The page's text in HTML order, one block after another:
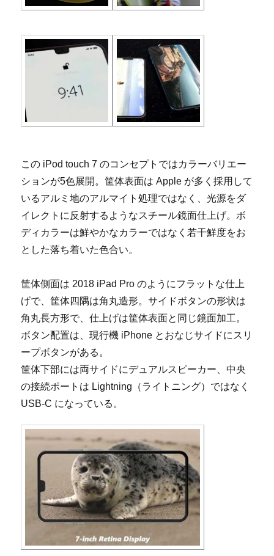
この iPod touch 7 のコンセプトではカラーバリエー
ションが5色展開。筐体表面は Apple が多く採用して
いるアルミ地のアルマイト処理ではなく、光源をダ
イレクトに反射するようなスチール鏡面仕上げ。ボ
ディカラーは鮮やかなカラーではなく若干鮮度をお
とした落ち着いた色合い。
筐体側面は 2018 iPad Pro のようにフラットな仕上
げで、筐体四隅は角丸造形。サイドボタンの形状は
角丸長方形で、仕上げは筐体表面と同じ鏡面加工。
ボタン配置は、現行機 iPhone とおなじサイドにスリ
ープボタンがある。
筐体下部には両サイドにデュアルスピーカー、中央
の接続ポートは Lightning（ライトニング）ではなく
USB-C になっている。